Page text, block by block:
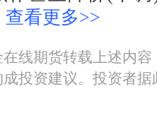
看更多>>
线期货转载上述内
投资建议。投资者